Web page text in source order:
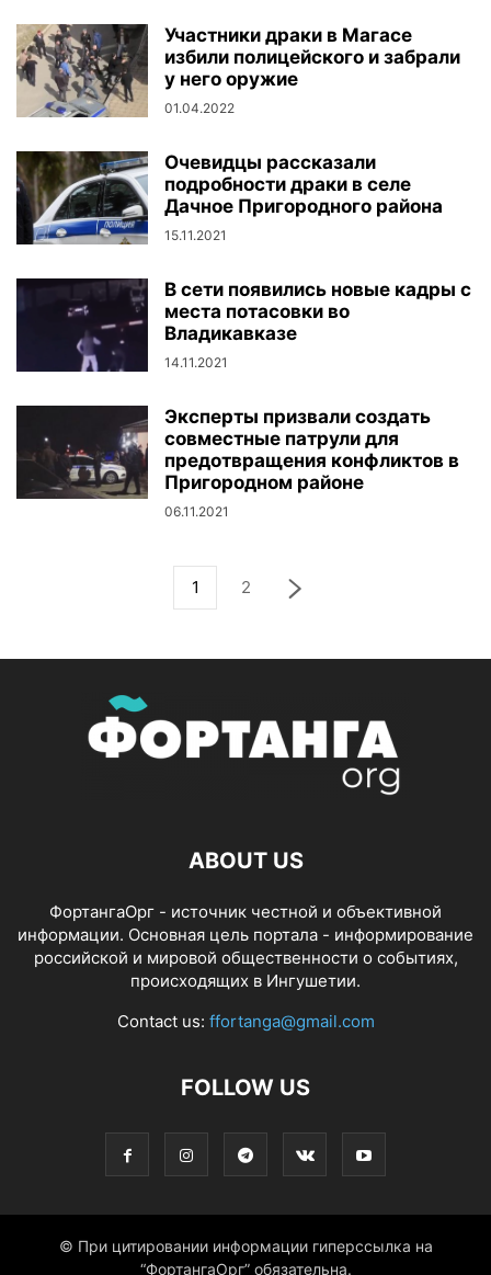
Участники драки в Магасе
избили полицейского и забрали
у него оружие
01.04.2022
Очевидцы рассказали
подробности драки в селе
Дачное Пригородного района
15.11.2021
В сети появились новые кадры с
места потасовки во
Владикавказе
14.11.2021
Эксперты призвали создать
совместные патрули для
предотвращения конфликтов в
Пригородном районе
06.11.2021
1 2
ABOUT US
ФортангаОрг - источник честной и объективной
информации. Основная цель портала - информирование
российской и мировой общественности о событиях,
происходящих в Ингушетии.
Contact us: ffortanga@gmail.com
FOLLOW US
© При цитировании информации гиперссылка на
“ФортангаОрг” обязательна.